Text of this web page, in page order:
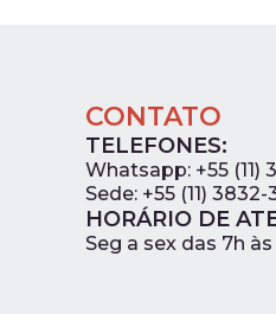
CONTATO
TELEFONES:
Whatsapp: +55 (11)
Sede: +55 (11) 3832-
HORÁRIO DE
Seg a sex das 7h às